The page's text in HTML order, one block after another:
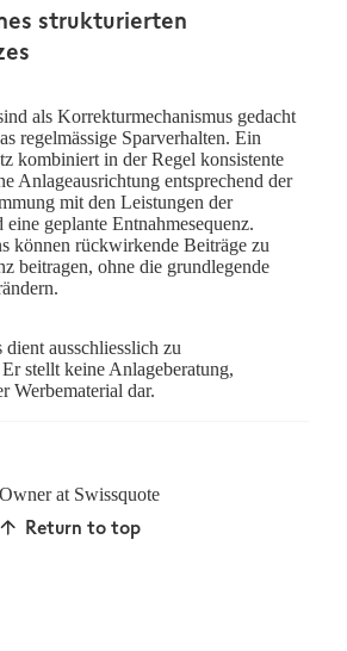
strukturierten
als Korrekturmechanismus gedacht
regelmässige Sparverhalten. Ein
kombiniert in der Regel konsistente
Anlageausrichtung entsprechend der
mit den Leistungen der
geplante Entnahmesequenz.
können rückwirkende Beiträge zu
beitragen, ohne die grundlegende
ausschliesslich zu
stellt keine Anlageberatung,
Werbematerial dar.
at Swissquote
Return to top